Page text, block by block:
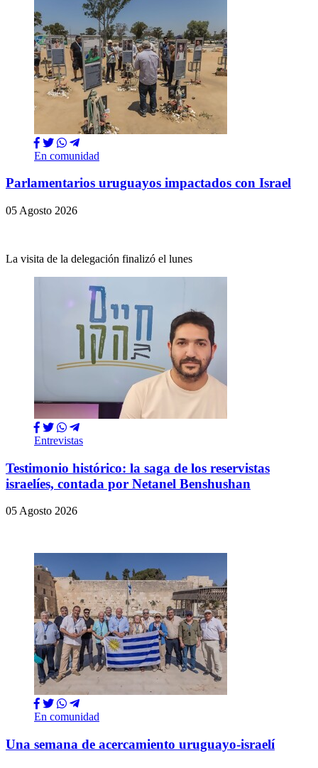
En comunidad
Parlamentarios uruguayos impactados con Israel
05 Agosto 2026
La visita de la delegación finalizó el lunes
Entrevistas
Testimonio histórico: la saga de los reservistas
israelíes, contada por Netanel Benshushan
05 Agosto 2026
En comunidad
Una semana de acercamiento uruguayo-israelí